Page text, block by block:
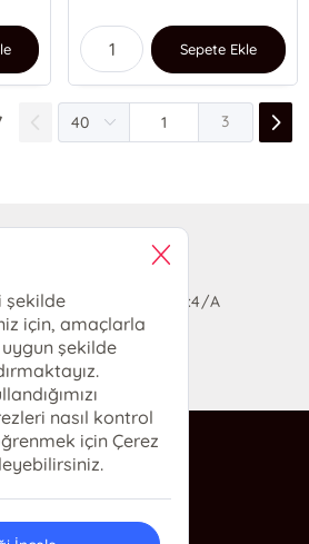
Sepete Ekle
3
Kitabevi
Lara Sineması Girişi No:4/A
ra@rakitap.com
0(462) 326 49 71
şekilde
için, amaçlarla
uygun şekilde
nasıl kontrol
için Çerez